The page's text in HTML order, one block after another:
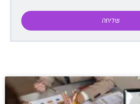
שליחה